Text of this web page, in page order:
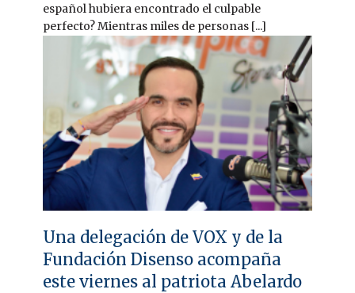
español hubiera encontrado el culpable
perfecto? Mientras miles de personas [...]
Una delegación de VOX y de la
Fundación Disenso acompaña
este viernes al patriota Abelardo